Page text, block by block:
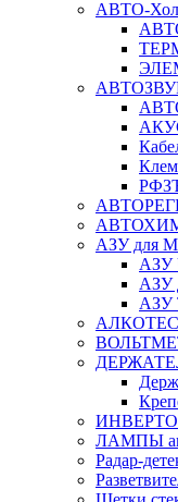
АВТО-
АЗУ для
АЗУ
АЗУ
ЛАМПЫ
Радар-